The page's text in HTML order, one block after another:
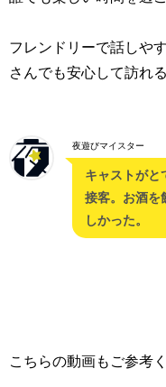
フレンドリーで話しや
さんでも安心して訪れ
夜遊びマイスター
キャストがと
接客。お酒を
しかった。
こちらの動画もご参考